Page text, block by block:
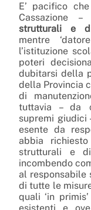
E’ pacifico
Cassazione
strutturali e di
mentre
l’istituzione
poteri
dubitarsi della
della Provincia
di
tuttavia – da
supremi giudici
esente da
abbia
strutturali e
incombendo
al responsabile
di tutte le
quali ‘in